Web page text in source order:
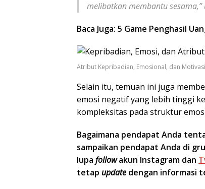
melibatkan membantu sesama,”
Baca Juga: 5 Game Penghasil
Atribut Kepribadian, Emosional, dan
Selain itu, temuan ini juga
emosi negatif yang lebih tinggi
kompleksitas pada struktur
Bagaimana pendapat Anda
sampaikan pendapat Anda di
lupa followakun Instagram dan
tetap update dengan informasi